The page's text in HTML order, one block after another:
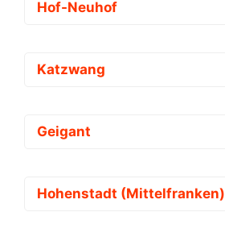
Hof-Neuhof
Katzwang
Geigant
Hohenstadt (Mittelfranken)